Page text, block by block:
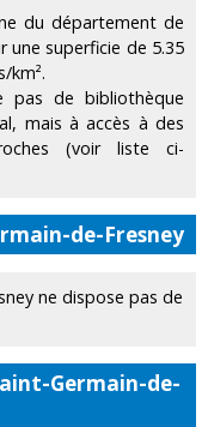
du département de
une superficie de 5.35
km².
pas de bibliothèque
mais à accès à des
(voir liste ci-
de-Fresney
ne dispose pas de
Germain-de-